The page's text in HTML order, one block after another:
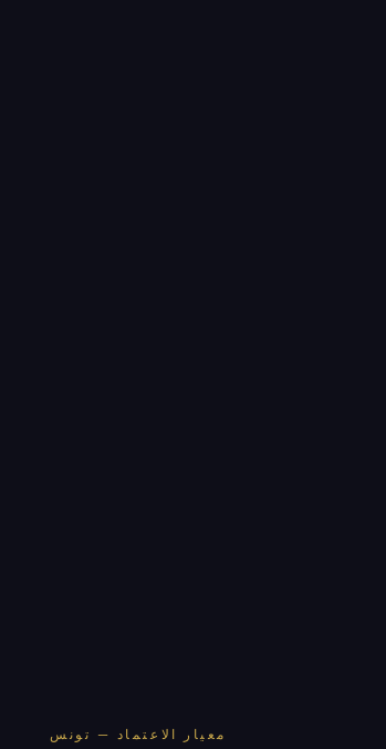
معيار الاعتماد — تونس